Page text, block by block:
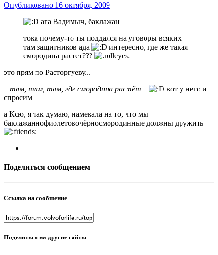
Опубликовано 16 октября, 2009
ага Вадимыч, баклажан
тока почему-то ты поддался на уговоры всяких
там защитников ада
интересно, где же такая
смородина растет???
это прям по Расторгуеву...
...там, там, там, где смородина растёт...
вот у него и
спросим
а Ксю, я так думаю, намекала на то, что мы
баклажаннофиолетовочёрносмородинные должны дружить
Поделиться сообщением
Ссылка на сообщение
Поделиться на другие сайты